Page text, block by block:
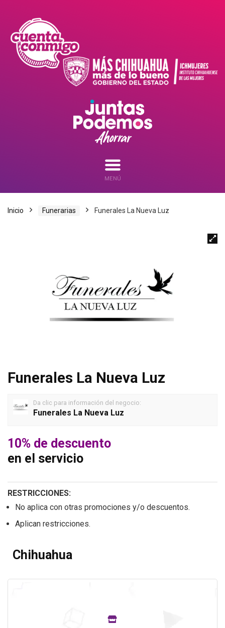
MENÚ
Inicio Funerarias Funerales La Nueva Luz
Funerales La Nueva Luz
Da clic para información del negocio:
Funerales La Nueva Luz
10% de descuento
en el servicio
RESTRICCIONES:
No aplica con otras promociones y/o descuentos.
Aplican restricciones.
Chihuahua